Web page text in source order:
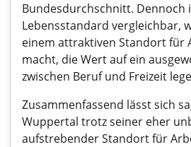
Bundesdurchschnitt. Dennoch
Lebensstandard vergleichbar,
einem attraktiven Standort für
macht, die Wert auf ein
zwischen Beruf und Freizeit
Zusammenfassend lässt sich
Wuppertal trotz seiner eher
aufstrebender Standort für